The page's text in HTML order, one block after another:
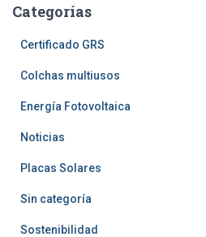
Categorías
Certificado GRS
Colchas multiusos
Energía Fotovoltaica
Noticias
Placas Solares
Sin categoría
Sostenibilidad